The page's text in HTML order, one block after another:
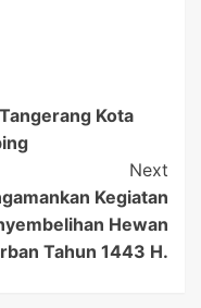
Kota
Next
Kegiatan
Hewan
Tahun 1443 H.